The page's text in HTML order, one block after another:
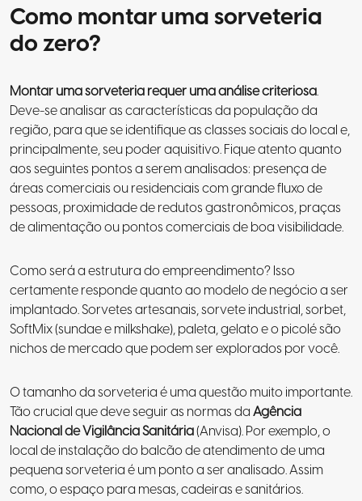
Como montar uma sorveteria
do zero?
Montar uma sorveteria requer uma análise criteriosa.
Deve-se analisar as características da população da
região, para que se identifique as classes sociais do local e,
principalmente, seu poder aquisitivo. Fique atento quanto
aos seguintes pontos a serem analisados: presença de
áreas comerciais ou residenciais com grande fluxo de
pessoas, proximidade de redutos gastronômicos, praças
de alimentação ou pontos comerciais de boa visibilidade.
Como será a estrutura do empreendimento? Isso
certamente responde quanto ao modelo de negócio a ser
implantado. Sorvetes artesanais, sorvete industrial, sorbet,
SoftMix (sundae e milkshake), paleta, gelato e o picolé são
nichos de mercado que podem ser explorados por você.
O tamanho da sorveteria é uma questão muito importante.
Tão crucial que deve seguir as normas daAgência
Nacional de Vigilância Sanitária(Anvisa). Por exemplo, o
local de instalação do balcão de atendimento de uma
pequena sorveteria é um ponto a ser analisado. Assim
como, o espaço para mesas, cadeiras e sanitários.